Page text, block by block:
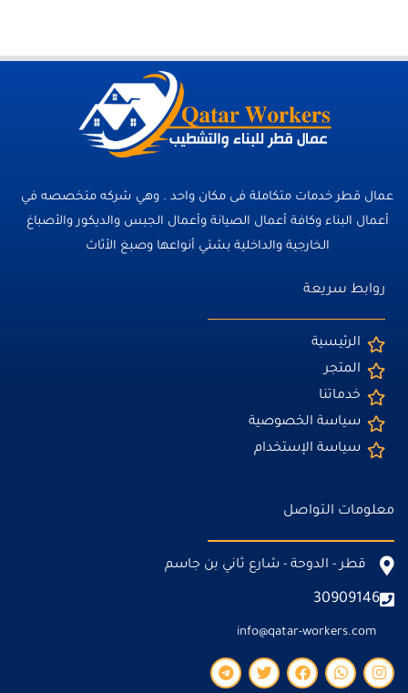
عمال قطر خدمات متكاملة فى مكان واحد . وهي شركه متخصصه في
أعمال البناء وكافة أعمال الصيانة وأعمال الجبس والديكور والأصباغ
الخارجية والداخلية بشتي أنواعها وصبغ الأثاث
روابط سريعة
الرئيسية
المتجر
خدماتنا
سياسة الخصوصية
سياسة الإستخدام
معلومات التواصل
قطر - الدوحة - شارع ثاني بن جاسم
30909146
info@qatar-workers.com
I
n
W
h
F
a
T
w
T
e